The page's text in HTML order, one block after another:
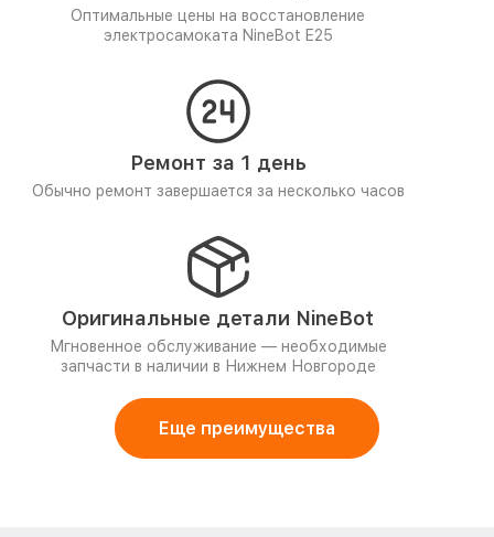
Оптимальные цены на восстановление
электросамоката NineBot E25
Ремонт за 1 день
Обычно ремонт завершается за несколько часов
Оригинальные детали NineBot
Мгновенное обслуживание — необходимые
запчасти в наличии в Нижнем Новгороде
Еще преимущества